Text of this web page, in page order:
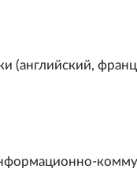
(английский,